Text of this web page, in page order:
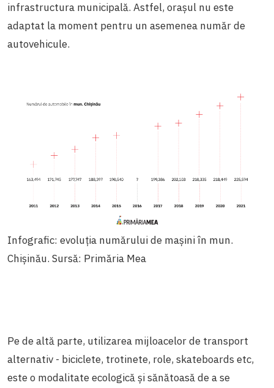
infrastructura municipală. Astfel, orașul nu este
adaptat la moment pentru un asemenea număr de
autovehicule.
Infografic: evoluția numărului de mașini în mun.
Chișinău. Sursă: Primăria Mea
Pe de altă parte, utilizarea mijloacelor de transport
alternativ - biciclete, trotinete, role, skateboards etc,
este o modalitate ecologică și sănătoasă de a se